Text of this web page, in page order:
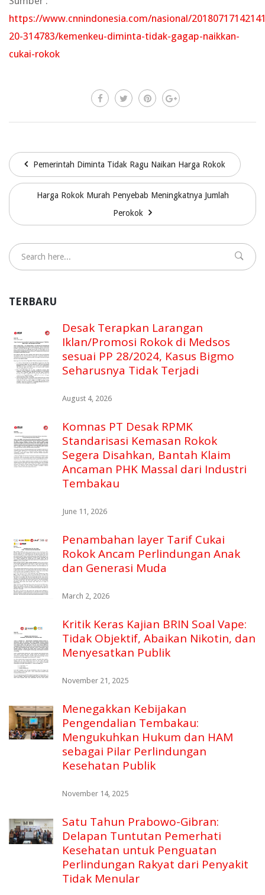
https://www.cnnindonesia.com/nasional/
20-314783/kemenkeu-diminta-tidak-gagap-naikkan-
cukai-rokok
Pemerintah Diminta Tidak Ragu Naikan Harga Rokok
Harga Rokok Murah Penyebab Meningkatnya Jumlah
Perokok
TERBARU
Desak Terapkan Larangan
Iklan/Promosi Rokok di Medsos
sesuai PP 28/2024, Kasus Bigmo
Seharusnya Tidak Terjadi
August 4, 2026
Komnas PT Desak RPMK
Standarisasi Kemasan Rokok
Segera Disahkan, Bantah Klaim
Ancaman PHK Massal dari Industri
Tembakau
June 11, 2026
Penambahan layer Tarif Cukai
Rokok Ancam Perlindungan Anak
dan Generasi Muda
March 2, 2026
Kritik Keras Kajian BRIN Soal Vape:
Tidak Objektif, Abaikan Nikotin, dan
Menyesatkan Publik
November 21, 2025
Menegakkan Kebijakan
Pengendalian Tembakau:
Mengukuhkan Hukum dan HAM
sebagai Pilar Perlindungan
Kesehatan Publik
November 14, 2025
Satu Tahun Prabowo-Gibran:
Delapan Tuntutan Pemerhati
Kesehatan untuk Penguatan
Perlindungan Rakyat dari Penyakit
Tidak Menular